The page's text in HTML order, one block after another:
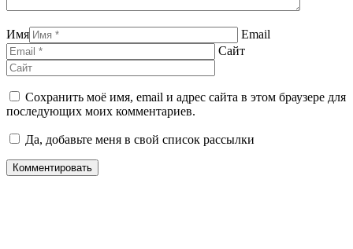
Имя
Email
Сайт
Сохранить моё имя, email и адрес сайта в этом браузере для
последующих моих комментариев.
Да, добавьте меня в свой список рассылки